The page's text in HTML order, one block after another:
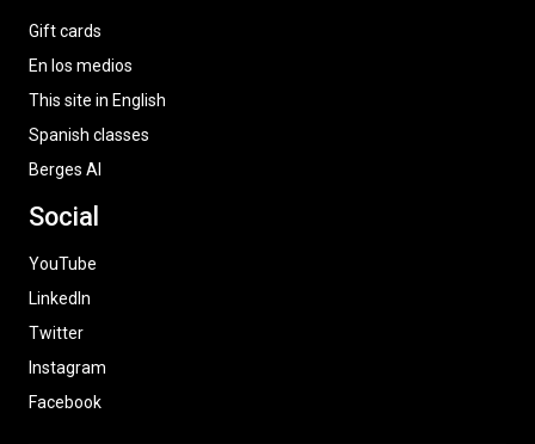
Gift cards
En los medios
This site in English
Spanish classes
Berges AI
Social
YouTube
LinkedIn
Twitter
Instagram
Facebook